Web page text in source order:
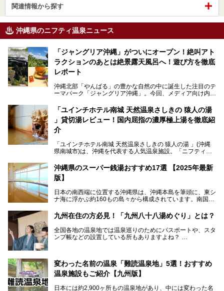
関連情報から探す
沖縄県のニフティ温泉ニュース
「ジャングリア沖縄」がついにオープン！絶叫アト
ラクションのあとは絶景露天風呂へ！遊び方を徹底
レポート
沖縄北部「やんばる」の豊かな自然の中に誕生した注目のテ
ーマパーク「ジャングリア沖縄」。今回、メディア向け内覧
グリアの全貌をお届けすべく、見どころや料金、アクセス方
法まで徹底解説していきます。
「ユインチホテル南城 天然温泉さしきの 猿人の湯
」貸切湯レビュー！国内屈指の濃厚極上湯を徹底紹
介
「ユインチホテル南城 天然温泉さしきの 猿人の湯 」(沖縄
県南城市)は、沖縄を代表する人気温泉施設。「ニフティ温
位を獲得し、平日・土日にかかわらず多くの常連客や温泉フ
ァンが訪れます。
ンに注目される存在。今回は貸切湯にスポットを当て、その
魅力を徹底解説します。
沖縄県のスーパー銭湯おすすめ17選 【2025年最新
版】
日本の南西端に位置する沖縄県は、沖縄本島を筆頭に、東シ
ナ海に浮かぶ約160もの島々から構成されています。南国な
ずの豊かな自然、独自の歴史や文化など、多くの人を惹きつ
けてやまない魅力あふれる観光県です。
そんな沖縄県のスーパー銭湯には、ホテル併設などリゾート
と同時に楽しめる施設が多くあります。日帰りでも旅行気分
九州在住の方必見！「九州八十八湯めぐり」とは？
全国各地の温泉地では温泉巡りのためにパスポートや、スタ
ンプ帳などの設置している所もありますよね？
な方ならぜひ参加してみたいスタンプラリーでしょう。
変わった名前の温泉「難読温泉地」5選！おすすめ
温泉施設もご紹介【九州版】
日本には約2,900ヶ所もの温泉地があり、中には変わった名